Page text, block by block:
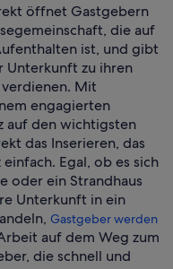
öffnet Gastgebern
die auf
ist, und gibt
Unterkunft zu ihren
Mit
engagierten
auf den wichtigsten
das Inserieren, das
Egal, ob es sich
oder ein Strandhaus
Unterkunft in ein
Gastgeber werden
auf dem Weg zum
die schnell und